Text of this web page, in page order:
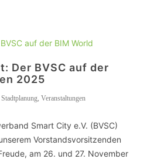
Der BVSC auf der
2025
Stadtplanung, Veranstaltungen
Smart City e.V. (BVSC)
Vorstandsvorsitzenden
am 26. und 27. November